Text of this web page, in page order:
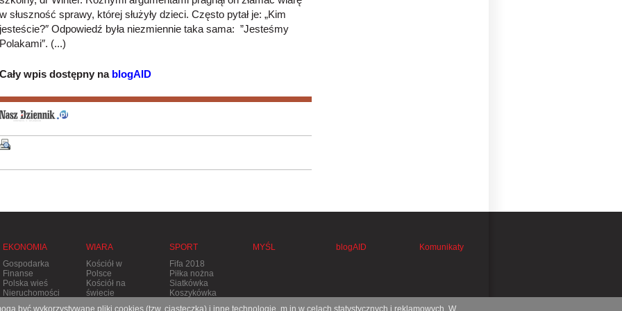
w słuszność sprawy, której służyły dzieci. Często pytał je: „Kim
jesteście?″ Odpowiedź była niezmiennie taka sama: ”Jesteśmy
Polakami″. (...)
Cały wpis dostępny na blogAID
EKONOMIA
Gospodarka
Finanse
Polska wieś
Nieruchomości
WIARA
Kościół w
Polsce
Kościół na
świecie
SPORT
Fifa 2018
Piłka nożna
Siatkówka
Koszykówka
MYŚL blogAID Komunikaty
być wykorzystywane pliki cookies (tzw. ciasteczka) i inne technologie, m.in w celach statystycznych i reklamowych. W